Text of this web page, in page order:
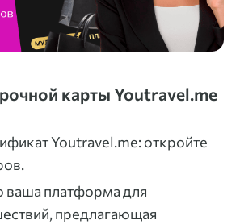
карты Youtravel.me
Youtravel.me: откройте
ваша платформа для
предлагающая